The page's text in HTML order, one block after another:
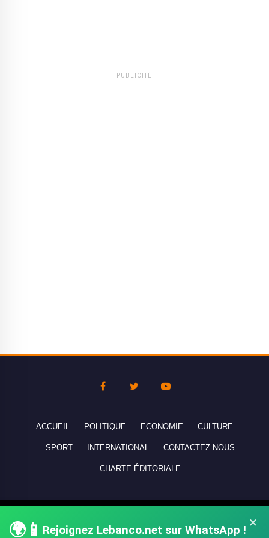
PUBLICITÉ
×
🌍📱 Rejoignez Lebanco.net sur WhatsApp !
ACCUEIL POLITIQUE ECONOMIE CULTURE
SPORT INTERNATIONAL CONTACTEZ-NOUS
CHARTE ÉDITORIALE
réservés - All rights reserved.